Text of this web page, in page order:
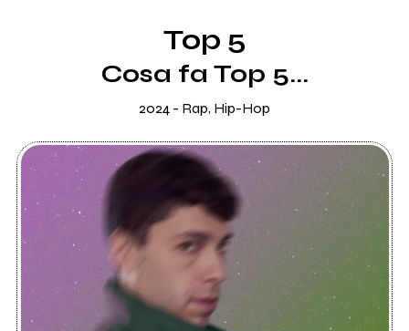
RADIO
Top 5
Cosa fa Top 5...
2024 - Rap, Hip-Hop